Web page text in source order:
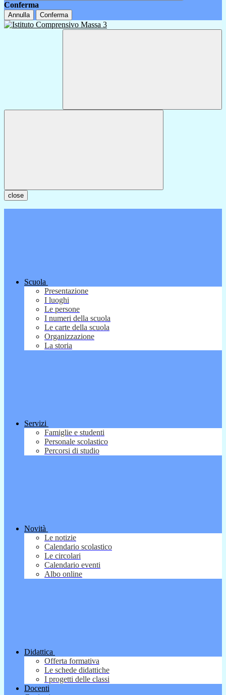
Conferma
Annulla Conferma
close
Scuola
Presentazione
I luoghi
Le persone
I numeri della scuola
Le carte della scuola
Organizzazione
La storia
Servizi
Famiglie e studenti
Personale scolastico
Percorsi di studio
Novità
Le notizie
Calendario scolastico
Le circolari
Calendario eventi
Albo online
Didattica
Offerta formativa
Le schede didattiche
I progetti delle classi
Docenti